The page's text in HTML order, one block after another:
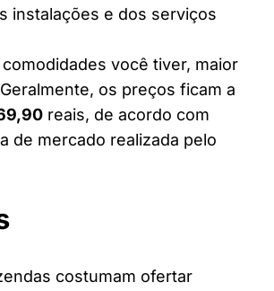
instalações e dos serviços
você tiver, maior
os preços ficam a
reais, de acordo com
de mercado realizada pelo
costumam ofertar